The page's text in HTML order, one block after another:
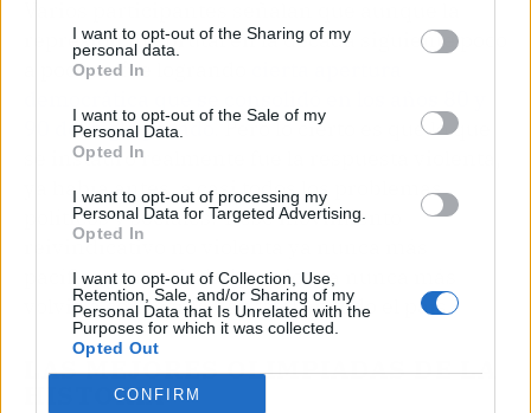
I want to opt-out of the Sharing of my
personal data.
Opted In
I want to opt-out of the Sale of my
Personal Data.
Opted In
I want to opt-out of processing my
Personal Data for Targeted Advertising.
Opted In
I want to opt-out of Collection, Use,
Retention, Sale, and/or Sharing of my
Personal Data that Is Unrelated with the
Purposes for which it was collected.
Opted Out
CONFIRM
represión fue brutal en la década siguiente poco
a poco se fue logrando
90 del siglo pasado . Pero lo cierto es que lo que
se instauró realmente fue la respuesta violenta,
ya había antes, a casi todos los problemas
políticos y sociales. Y ese movimiento
reivindicativo no violenta ya nunca más
pacífico y la sociedad mexicana nunca más
volvió a conocer la paz total en todo el país.
LAS MEJORES OLIMPIADAS DE LA
HISTORIA